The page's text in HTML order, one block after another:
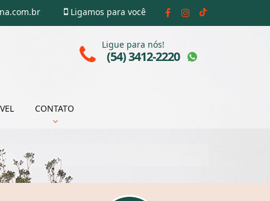
Ligamos para você
CONTATO
Ligue para nós!
(54) 3412-2220